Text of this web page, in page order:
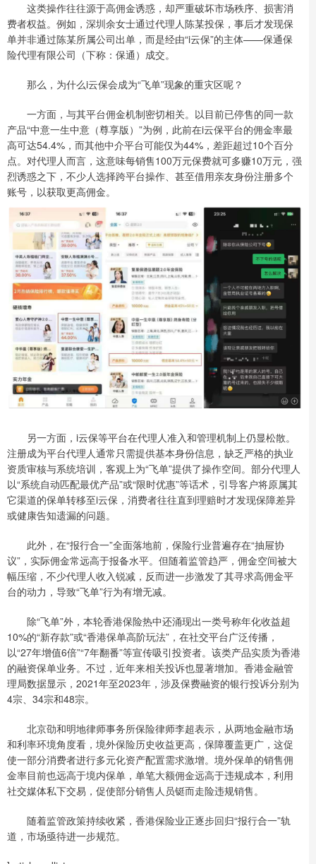
这类操作往往源于高佣金诱惑，却严重破坏市场秩序、损害消
费者权益。例如，深圳余女士通过代理人陈某投保，事后才发现保
单并非通过陈某所属公司出单，而是经由“i云保”的主体——保通保
险代理有限公司（下称：保通）成交。
那么，为什么i云保会成为“飞单”现象的重灾区呢？
一方面，与其平台佣金机制密切相关。以目前已停售的同一款
产品“中意一生中意（尊享版）”为例，此前在i云保平台的佣金率最
高可达54.4%，而其他中介平台可能仅为44%，差距超过10个百分
点。对代理人而言，这意味每销售100万元保费就可多赚10万元，强
烈诱惑之下，不少人选择跨平台操作、甚至借用亲友身份注册多个
账号，以获取更高佣金。
另一方面，i云保等平台在代理人准入和管理机制上仍显松散。
注册成为平台代理人通常只需提供基本身份信息，缺乏严格的执业
资质审核与系统培训，客观上为“飞单”提供了操作空间。部分代理人
以“系统自动匹配最优产品”或“限时优惠”等话术，引导客户将原属其
它渠道的保单转移至i云保，消费者往往直到理赔时才发现保障差异
或健康告知遗漏的问题。
此外，在“报行合一”全面落地前，保险行业普遍存在“抽屉协
议”，实际佣金常远高于报备水平。但随着监管趋严，佣金空间被大
幅压缩，不少代理人收入锐减，反而进一步激发了其寻求高佣金平
台的动力，导致“飞单”行为有增无减。
除“飞单”外，本轮香港保险热中还涌现出一类号称年化收益超
10%的“新存款”或“香港保单高阶玩法”，在社交平台广泛传播，
以“27年增值6倍”“7年翻番”等宣传吸引投资者。该类产品实质为香港
的融资保单业务。不过，近年来相关投诉也显著增加。香港金融管
理局数据显示，2021年至2023年，涉及保费融资的银行投诉分别为
4宗、34宗和48宗。
北京劭和明地律师事务所保险律师李超表示，从两地金融市场
和利率环境角度看，境外保险历史收益更高，保障覆盖更广，这促
使一部分消费者进行多元化资产配置需求激增。境外保单的销售佣
金率目前也远高于境内保单，单笔大额佣金远高于违规成本，利用
社交媒体私下交易，促使部分销售人员铤而走险违规销售。
随着监管政策持续收紧，香港保险业正逐步回归“报行合一”轨
道，市场亟待进一步规范。